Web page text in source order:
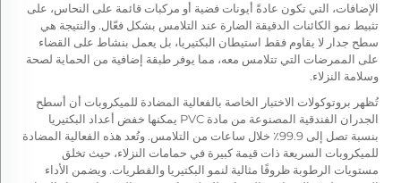
الإضافات، التي تكون عادةً أيونات فضية أو مركبات قائمة على النحاس، على
تثبيط نمو الكائنات الدقيقة الضارة عند التلامس بشكل فعّال. والنتيجة هي
سطح جدار لا يقاوم فقط استيطان البكتيريا، بل يعمل بنشاط على القضاء
على الممرضات التي تتلامس معه، مما يوفر طبقة إضافية من الحماية لصحة
وسلامة النزلاء.
تُظهر بروتوكولات الاختبار الخاصة بالفعالية المضادة للميكروبات أن أسطح
الجدران الفندقية المصنوعة من مادة PVC يمكنها خفض أعداد البكتيريا
بنسبة تصل إلى 99.9٪ خلال ساعات من التلامس. وتُعد هذه الفعالية المضادة
للميكروبات السريعة ذات قيمة كبيرة في حمامات النزلاء، حيث تخلق
مستويات الرطوبة ظروفًا مثالية لنمو البكتيريا والفطريات. ويضمن الأداء